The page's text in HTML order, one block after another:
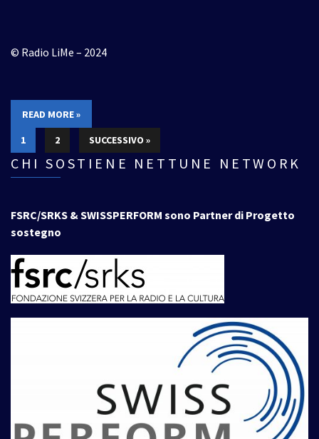
© Radio LiMe – 2024
READ MORE »
1
2 SUCCESSIVO »
CHI SOSTIENE NETTUNE NETWORK
FSRC/SRKS & SWISSPERFORM sono Partner di Progetto
sostegno